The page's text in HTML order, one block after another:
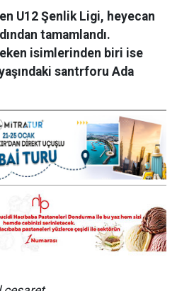
U12 Şenlik Ligi, heyecan
tamamlandı.
isimlerinden biri ise
santrforu Ada